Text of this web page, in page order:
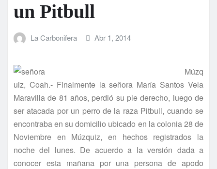
un Pitbull
La Carbonifera Abr 1, 2014
Múzq
uiz, Coah.- Finalmente la señora Marí­a Santos Vela
Maravilla de 81 años, perdió su pie derecho, luego de
ser atacada por un perro de la raza Pitbull, cuando se
encontraba en su domicilio ubicado en la colonia 28 de
Noviembre en Múzquiz, en hechos registrados la
noche del lunes. De acuerdo a la versión dada a
conocer esta mañana por una persona de apodo